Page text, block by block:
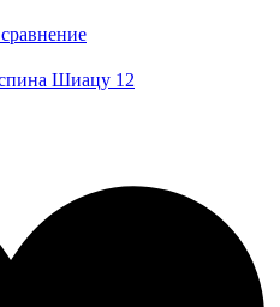
Шиацу 12